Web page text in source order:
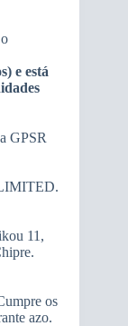
e está
GPSR
11,
os
azo.